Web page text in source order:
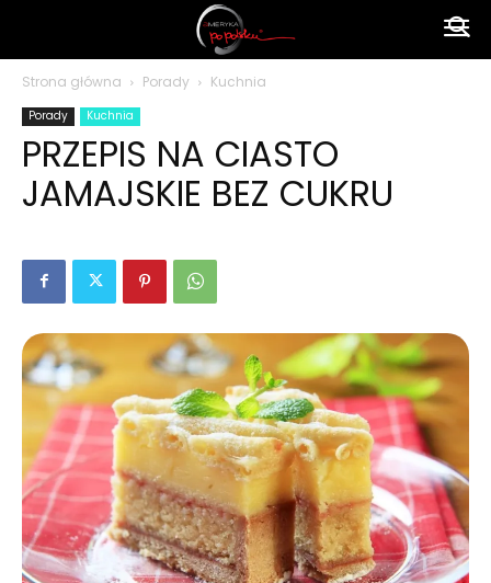
Strona główna Porady Kuchnia
Porady Kuchnia
PRZEPIS NA CIASTO
JAMAJSKIE BEZ CUKRU